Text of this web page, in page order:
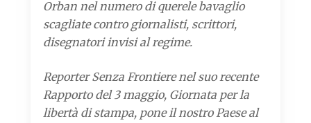
Orban nel numero di querele bavaglio
scagliate contro giornalisti, scrittori,
disegnatori invisi al regime.
Reporter Senza Frontiere nel suo recente
Rapporto del 3 maggio, Giornata per la
libertà di stampa, pone il nostro Paese al